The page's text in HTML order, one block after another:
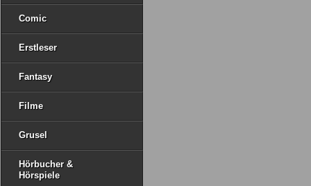
Comic
Erstleser
Fantasy
Filme
Grusel
Hörbucher &
Hörspiele